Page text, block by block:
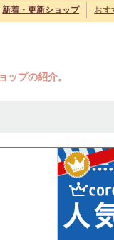
新着・更新ショップ おす
ップの紹介。